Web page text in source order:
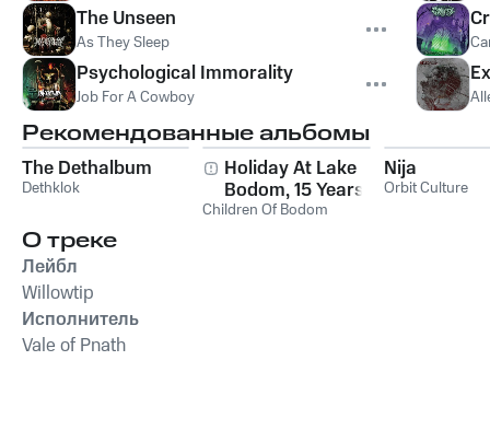
The Unseen
As They Sleep
Psychological Immorality
Job For A Cowboy
Рекомендованные альбомы
The Dethalbum
Dethklok
Holiday At Lake
Bodom, 15 Years of
Wasted Youth
Children Of Bodom
Nija
Orbit Culture
О треке
Лейбл
Willowtip
Исполнитель
Vale of Pnath